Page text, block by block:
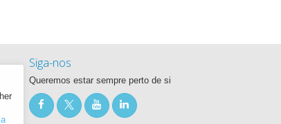
Siga-nos
Queremos estar sempre perto de si